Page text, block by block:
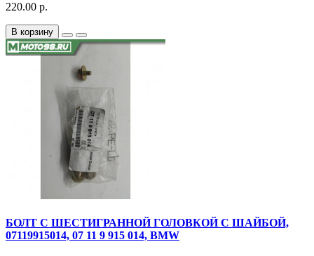
220.00 р.
В корзину
БОЛТ С ШЕСТИГРАННОЙ ГОЛОВКОЙ С ШАЙБОЙ,
07119915014, 07 11 9 915 014, BMW